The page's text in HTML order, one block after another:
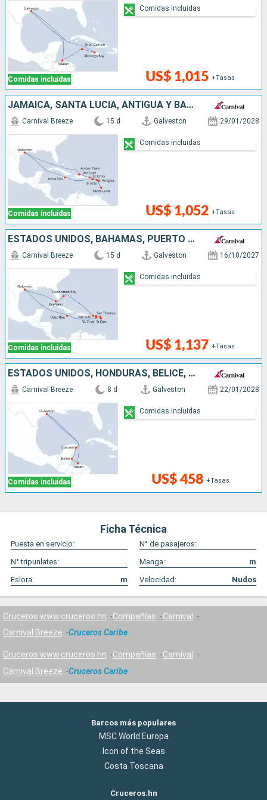
Comidas incluidas US$ 1,015 +Tasas
Comidas incluidas
JAMAICA, SANTA LUCIA, ANTIGUA Y BARBUDA, PUERTO RICO, REPÚBLICA DOMINICANA, ESTADOS UNIDOS
Comidas incluidas
Carnival Breeze 15 d Galveston 29/01/2028
US$ 1,052 +Tasas
Comidas incluidas
ESTADOS UNIDOS, BAHAMAS, PUERTO RICO, ANTIGUA Y BARBUDA, SAN MARTÍN, JAMAICA
Comidas incluidas
Carnival Breeze 15 d Galveston 16/10/2027
US$ 1,137 +Tasas
Comidas incluidas
ESTADOS UNIDOS, HONDURAS, BELICE, MÉXICO
Comidas incluidas
Carnival Breeze 8 d Galveston 22/01/2028
US$ 458 +Tasas
Comidas incluidas
Ficha Técnica
Puesta en servicio:
N° de pasajeros:
N° tripunlates:
Manga:
m
Eslora:
m Velocidad: Nudos
Cruceros www.cruceros.hn Compañías
Carnival
Carnival Breeze
Cruceros Caribe
Cruceros www.cruceros.hn Compañías
Carnival
Carnival Breeze
Cruceros Caribe
Barcos más populares
MSC World Europa
Icon of the Seas
Costa Toscana
Cruceros.hn